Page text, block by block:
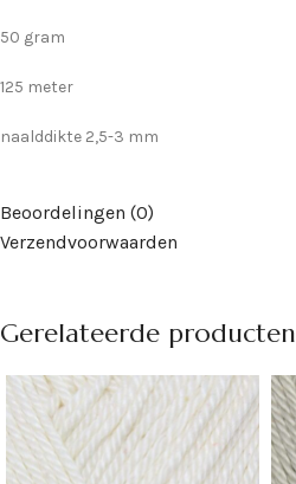
50 gram
125 meter
naalddikte 2,5-3 mm
Beoordelingen (0)
Verzendvoorwaarden
Gerelateerde producten